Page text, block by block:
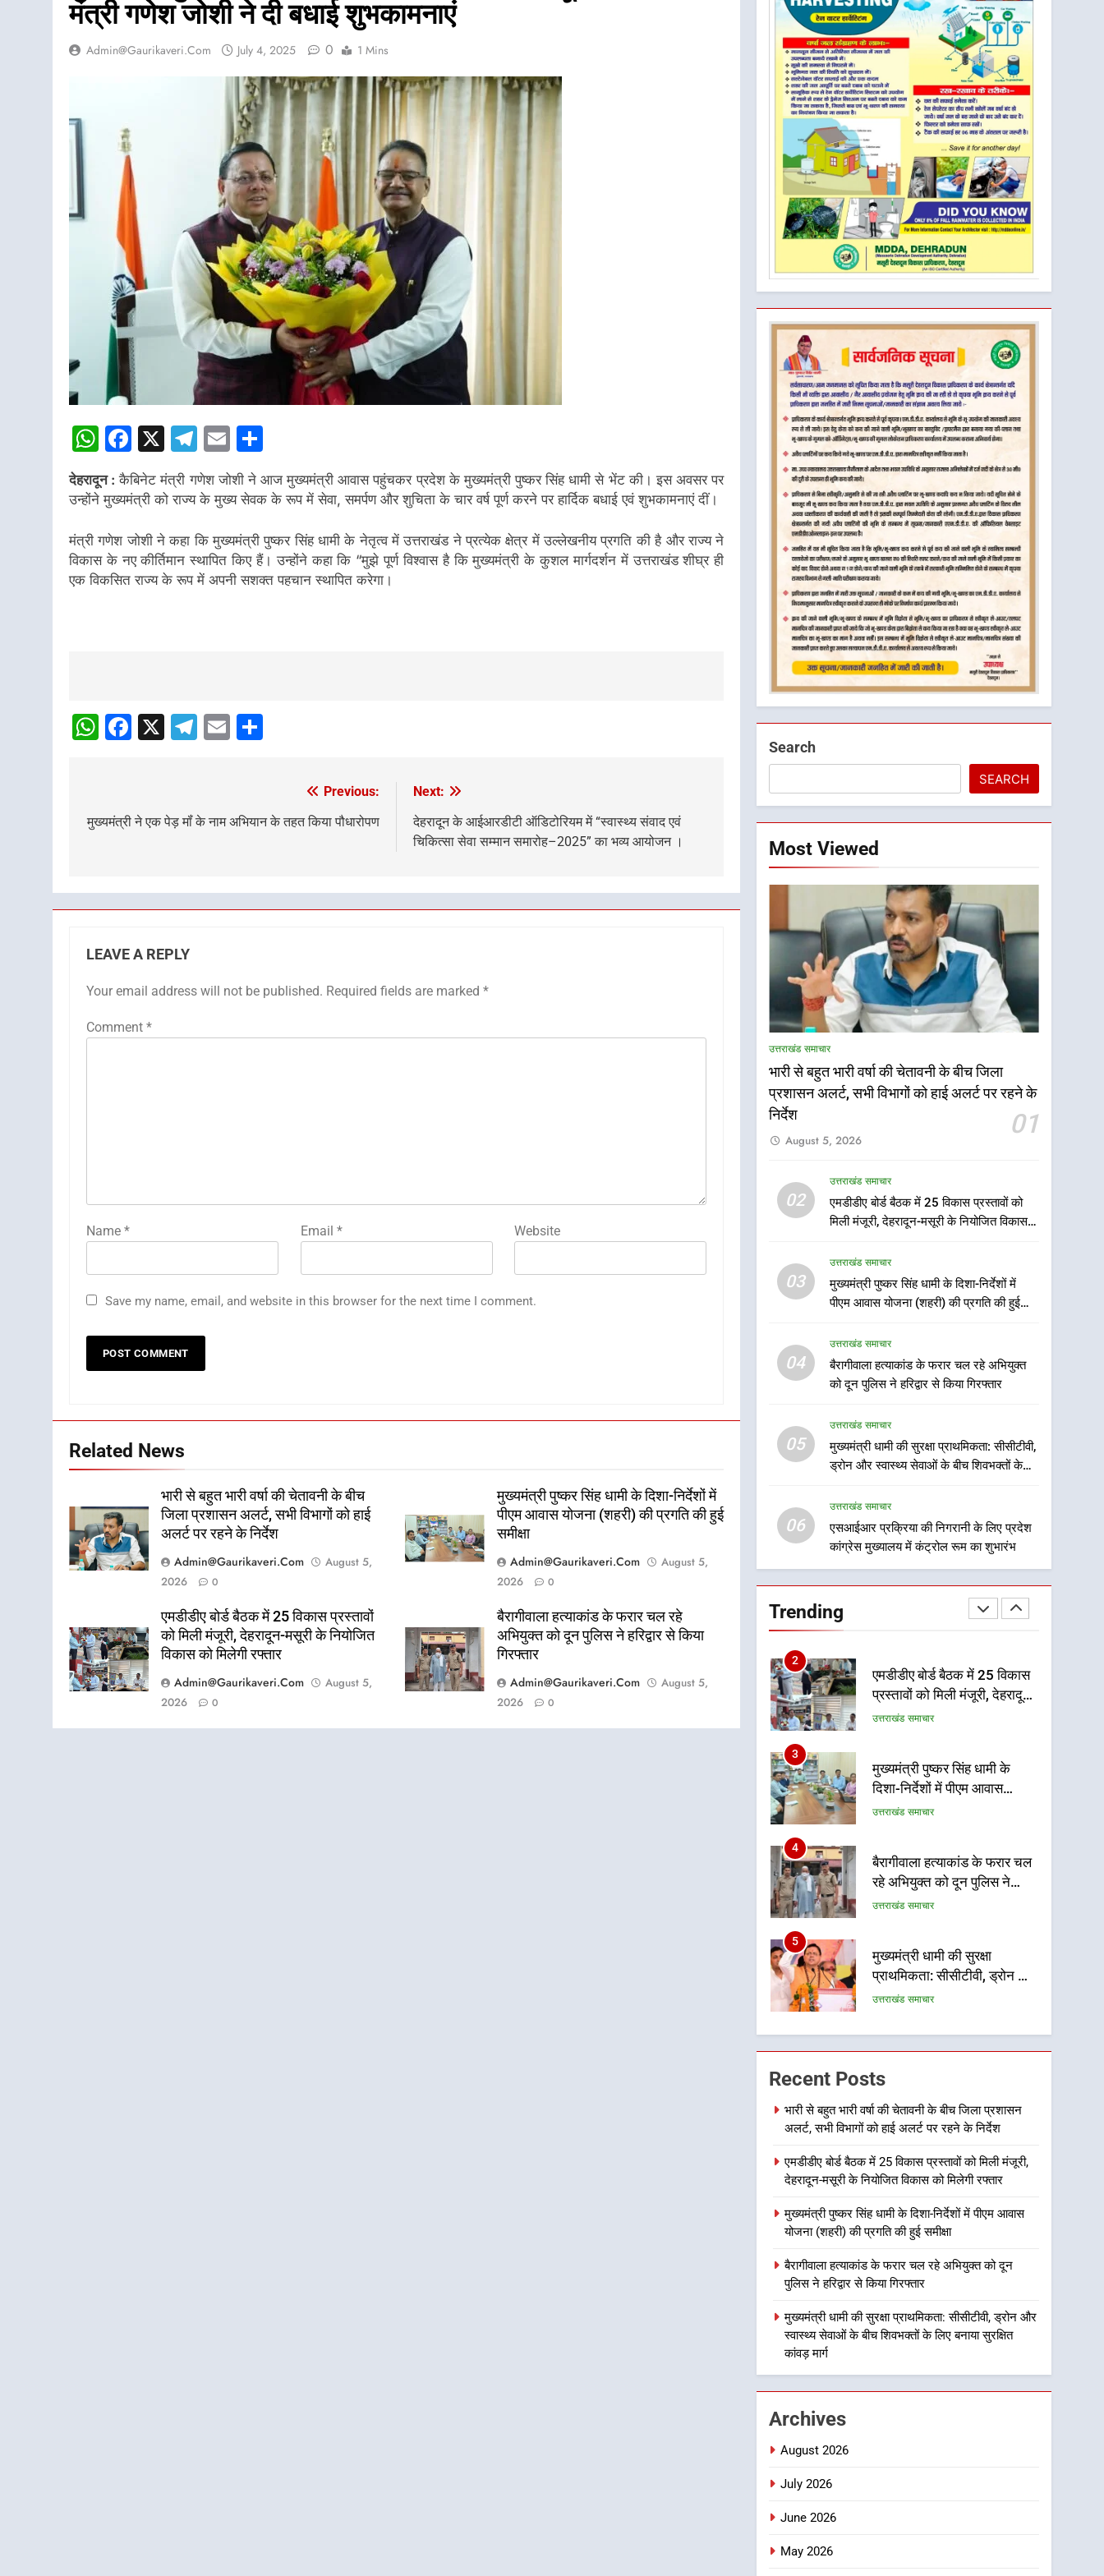
मंत्री गणेश जोशी ने दी बधाई शुभकामनाएं
Admin@gaurikaveri.com July 4, 2025 0 1 Mins
WhatsApp
Facebook
X Telegram
Email
देहरादून : कैबिनेट मंत्री गणेश जोशी ने आज मुख्यमंत्री आवास पहुंचकर प्रदेश के मुख्यमंत्री पुष्कर सिंह धामी से भेंट की। इस अवसर पर
उन्होंने मुख्यमंत्री को राज्य के मुख्य सेवक के रूप में सेवा, समर्पण और शुचिता के चार वर्ष पूर्ण करने पर हार्दिक बधाई एवं शुभकामनाएं दीं।
मंत्री गणेश जोशी ने कहा कि मुख्यमंत्री पुष्कर सिंह धामी के नेतृत्व में उत्तराखंड ने प्रत्येक क्षेत्र में उल्लेखनीय प्रगति की है और राज्य ने
विकास के नए कीर्तिमान स्थापित किए हैं। उन्होंने कहा कि “मुझे पूर्ण विश्वास है कि मुख्यमंत्री के कुशल मार्गदर्शन में उत्तराखंड शीघ्र ही
एक विकसित राज्य के रूप में अपनी सशक्त पहचान स्थापित करेगा।
Navigation
WhatsApp
Facebook
X Telegram
Email
navigation
Previous:
मुख्यमंत्री ने एक पेड़ मॉं के नाम अभियान के तहत किया पौधारोपण
Next:
देहरादून के आईआरडीटी ऑडिटोरियम में “स्वास्थ्य संवाद एवं
चिकित्सा सेवा सम्मान समारोह–2025” का भव्य आयोजन ।
LEAVE A REPLY
Your email address will not be published. Required fields are marked *
Comment *
Name * Email * Website
Save my name, email, and website in this browser for the next time I comment.
Related News
भारी से बहुत भारी वर्षा की चेतावनी के बीच
जिला प्रशासन अलर्ट, सभी विभागों को हाई
अलर्ट पर रहने के निर्देश
Admin@gaurikaveri.com
August 5,
2026
0
मुख्यमंत्री पुष्कर सिंह धामी के दिशा-निर्देशों में
पीएम आवास योजना (शहरी) की प्रगति की हुई
समीक्षा
Admin@gaurikaveri.com
August 5,
2026
0
एमडीडीए बोर्ड बैठक में 25 विकास प्रस्तावों
को मिली मंजूरी, देहरादून-मसूरी के नियोजित
विकास को मिलेगी रफ्तार
Admin@gaurikaveri.com
August 5,
2026
0
बैरागीवाला हत्याकांड के फरार चल रहे
अभियुक्त को दून पुलिस ने हरिद्वार से किया
गिरफ्तार
Admin@gaurikaveri.com
August 5,
2026
0
Search
SEARCH
Most Viewed
उत्तराखंड समाचार
भारी से बहुत भारी वर्षा की चेतावनी के बीच जिला
प्रशासन अलर्ट, सभी विभागों को हाई अलर्ट पर रहने के
निर्देश
01
August 5, 2026
02
उत्तराखंड समाचार
एमडीडीए बोर्ड बैठक में 25 विकास प्रस्तावों को
मिली मंजूरी, देहरादून-मसूरी के नियोजित विकास
03
उत्तराखंड समाचार
मुख्यमंत्री पुष्कर सिंह धामी के दिशा-निर्देशों में
पीएम आवास योजना (शहरी) की प्रगति की हुई
04
उत्तराखंड समाचार
बैरागीवाला हत्याकांड के फरार चल रहे अभियुक्त
को दून पुलिस ने हरिद्वार से किया गिरफ्तार
05
उत्तराखंड समाचार
मुख्यमंत्री धामी की सुरक्षा प्राथमिकता: सीसीटीवी,
ड्रोन और स्वास्थ्य सेवाओं के बीच शिवभक्तों के
06
उत्तराखंड समाचार
एसआईआर प्रक्रिया की निगरानी के लिए प्रदेश
कांग्रेस मुख्यालय में कंट्रोल रूम का शुभारंभ
Trending
के लिए बनाया सुरक्षित कांवड़ मार्ग
6
एसआईआर प्रक्रिया की निगरानी
के लिए प्रदेश कांग्रेस मुख्यालय में
उत्तराखंड समाचार
7
सड़क सुरक्षा पर डीएम का सख्त
माह होगी प्रगति समीक्षा
उत्तराखंड समाचार
8
मुख्यमंत्री से शिष्टाचार भेंट पर्यटन
और सांस्कृतिक गतिविधियों के
विस्तार पर हुई चर्चा
उत्तराखंड समाचार
के बीच जिला प्रशासन अलर्ट, सभी
विभागों को हाई अलर्ट पर रहने के
निर्देश
उत्तराखंड समाचार
2
एमडीडीए बोर्ड बैठक में 25 विकास
प्रस्तावों को मिली मंजूरी, देहरादून-
3
मुख्यमंत्री पुष्कर सिंह धामी के
दिशा-निर्देशों में पीएम आवास
योजना (शहरी) की प्रगति की हुई
उत्तराखंड समाचार
4
बैरागीवाला हत्याकांड के फरार चल
रहे अभियुक्त को दून पुलिस ने
हरिद्वार से किया गिरफ्तार
उत्तराखंड समाचार
5
मुख्यमंत्री धामी की सुरक्षा
प्राथमिकता: सीसीटीवी, ड्रोन और
स्वास्थ्य सेवाओं के बीच शिवभक्तों
उत्तराखंड समाचार
6
एसआईआर प्रक्रिया की निगरानी
के लिए प्रदेश कांग्रेस मुख्यालय में
कंट्रोल रूम का शुभारंभ
उत्तराखंड समाचार
सड़क सुरक्षा पर डीएम का सख्त
एक्शन, ब्लैक स्पॉट होंगे सुरक्षित, हर
8
मुख्यमंत्री से शिष्टाचार भेंट पर्यटन
और सांस्कृतिक गतिविधियों के
विस्तार पर हुई चर्चा
1
भारी से बहुत भारी वर्षा की चेतावनी
के बीच जिला प्रशासन अलर्ट, सभी
विभागों को हाई अलर्ट पर रहने के
उत्तराखंड समाचार
2
एमडीडीए बोर्ड बैठक में 25 विकास
मसूरी के नियोजित विकास को
मिलेगी रफ्तार
उत्तराखंड समाचार
3
Recent Posts
भारी से बहुत भारी वर्षा की चेतावनी के बीच जिला प्रशासन
अलर्ट, सभी विभागों को हाई अलर्ट पर रहने के निर्देश
एमडीडीए बोर्ड बैठक में 25 विकास प्रस्तावों को मिली मंजूरी,
देहरादून-मसूरी के नियोजित विकास को मिलेगी रफ्तार
मुख्यमंत्री पुष्कर सिंह धामी के दिशा-निर्देशों में पीएम आवास
योजना (शहरी) की प्रगति की हुई समीक्षा
बैरागीवाला हत्याकांड के फरार चल रहे अभियुक्त को दून
पुलिस ने हरिद्वार से किया गिरफ्तार
मुख्यमंत्री धामी की सुरक्षा प्राथमिकता: सीसीटीवी, ड्रोन और
स्वास्थ्य सेवाओं के बीच शिवभक्तों के लिए बनाया सुरक्षित
कांवड़ मार्ग
Archives
August 2026
July 2026
June 2026
May 2026